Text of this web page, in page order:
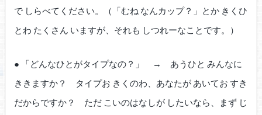
で しらべてください。（「むね なんカップ？」とか きくひ
とわ たくさん いますが、それも しつれーなことです。）
● 「どんなひとがタイプなの？」 → あうひと みんなに
ききますか？ タイプお きくのわ、あなたが あいてお すき
だからですか？ ただ こいのはなしが したいなら、まず じ